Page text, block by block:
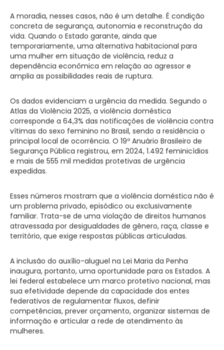
A moradia, nesses casos, não é um detalhe. É condição
concreta de segurança, autonomia e reconstrução da
vida. Quando o Estado garante, ainda que
temporariamente, uma alternativa habitacional para
uma mulher em situação de violência, reduz a
dependência econômica em relação ao agressor e
amplia as possibilidades reais de ruptura.
Os dados evidenciam a urgência da medida. Segundo o
Atlas da Violência 2025, a violência doméstica
corresponde a 64,3% das notificações de violência contra
vítimas do sexo feminino no Brasil, sendo a residência o
principal local de ocorrência. O 19º Anuário Brasileiro de
Segurança Pública registrou, em 2024, 1.492 feminicídios
e mais de 555 mil medidas protetivas de urgência
expedidas.
Esses números mostram que a violência doméstica não é
um problema privado, episódico ou exclusivamente
familiar. Trata-se de uma violação de direitos humanos
atravessada por desigualdades de gênero, raça, classe e
território, que exige respostas públicas articuladas.
A inclusão do auxílio-aluguel na Lei Maria da Penha
inaugura, portanto, uma oportunidade para os Estados. A
lei federal estabelece um marco protetivo nacional, mas
sua efetividade depende da capacidade dos entes
federativos de regulamentar fluxos, definir
competências, prever orçamento, organizar sistemas de
informação e articular a rede de atendimento às
mulheres.